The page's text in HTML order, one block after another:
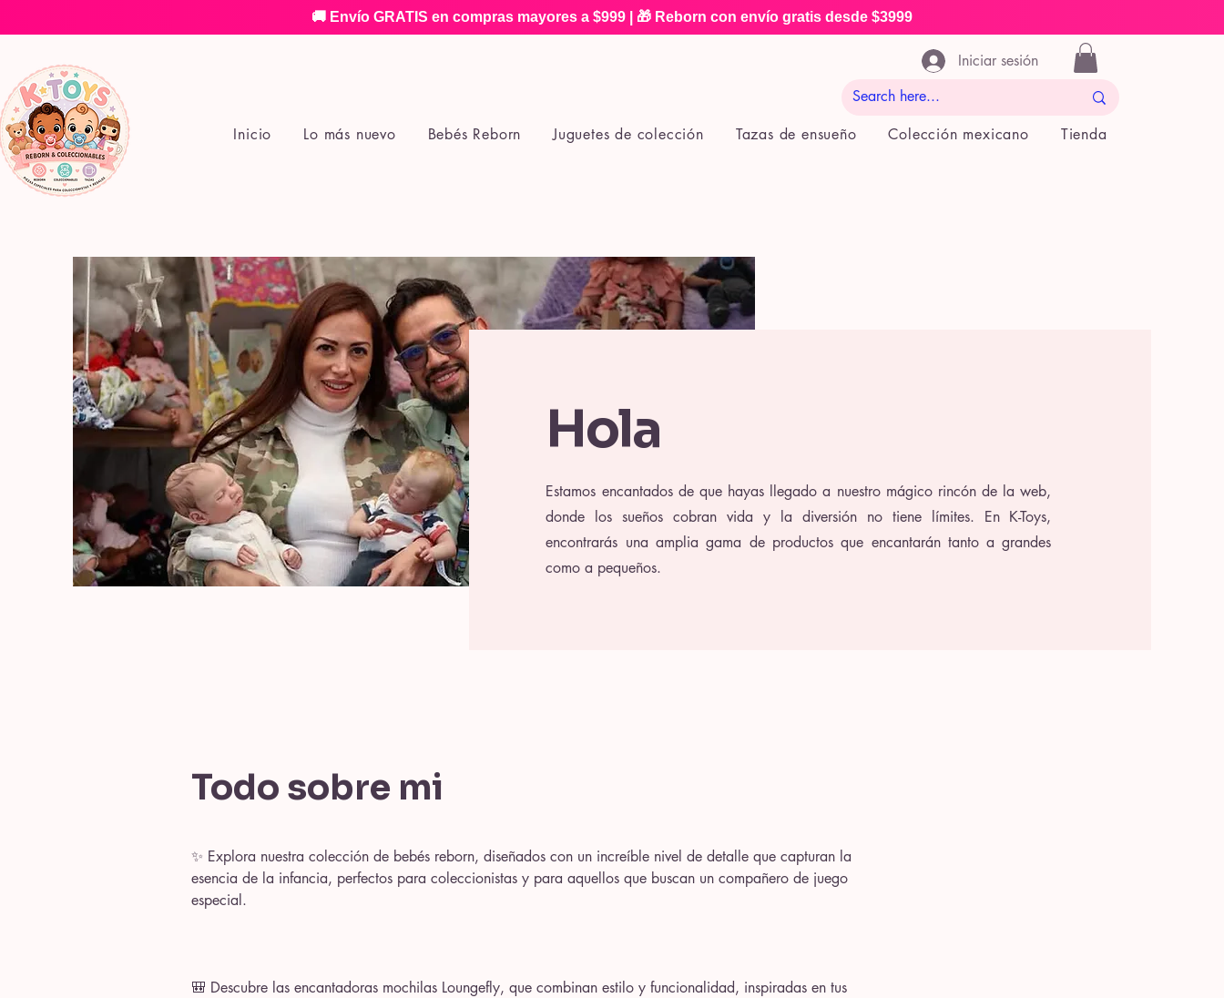
🚚 Envío GRATIS en compras mayores a $999 | 🎁 Reborn con envío gratis desde $3999
Iniciar sesión
Inicio Lo más nuevo Bebés Reborn Juguetes de colección Tazas de ensueño Colección mexicano Tienda
Hola
Estamos encantados de que hayas llegado a nuestro mágico rincón de la web,
donde los sueños cobran vida y la diversión no tiene límites. En K-Toys,
encontrarás una amplia gama de productos que encantarán tanto a grandes
como a pequeños.
Todo sobre mi
✨ Explora nuestra colección de bebés reborn, diseñados con un increíble nivel de detalle que capturan la
esencia de la infancia, perfectos para coleccionistas y para aquellos que buscan un compañero de juego
especial.
🎒 Descubre las encantadoras mochilas Loungefly, que combinan estilo y funcionalidad, inspiradas en tus